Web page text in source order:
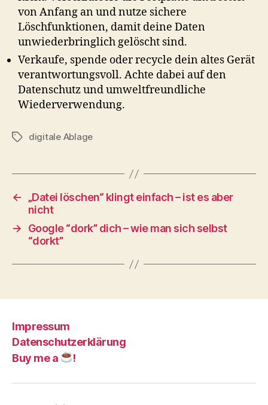
von Anfang an und nutze sichere
Löschfunktionen, damit deine Daten
unwiederbringlich gelöscht sind.
Verkaufe, spende oder recycle dein altes Gerät
verantwortungsvoll. Achte dabei auf den
Datenschutz und umweltfreundliche
Wiederverwendung.
Schlagwörter
digitale Ablage
←
„Datei löschen“ klingt einfach – ist es aber
nicht
→
Google “dork” dich – wie man sich selbst
“dorkt”
Impressum
Datenschutzerklärung
Buy me a
!